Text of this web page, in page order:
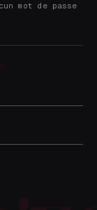
mot de passe